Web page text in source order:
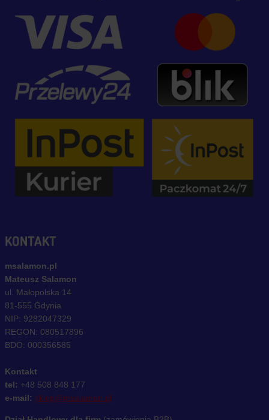
KONTAKT
msalamon.pl
Mateusz Salamon
ul. Małopolska 14
81-555 Gdynia
NIP: 9282047329
REGON: 080517896
BDO: 000356585
Kontakt
tel: +48 508 848 177
e-mail: sklep@msalamon.pl